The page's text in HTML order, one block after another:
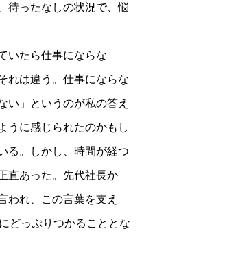
待ったなしの状況で、悩
いたら仕事にならな
れは違う。仕事にならな
い」というのが私の答え
うに感じられたのかもし
る。しかし、時間が経つ
直あった。先代社長か
われ、この言葉を支え
どっぷりつかることとな